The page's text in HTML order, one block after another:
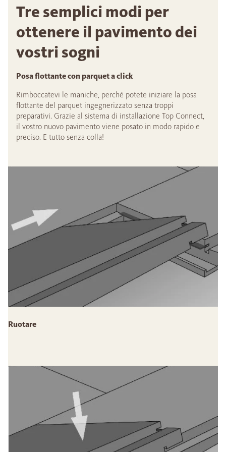
Tre semplici modi per
ottenere il pavimento dei
vostri sogni
Posa flottante con parquet a click
Rimboccatevi le maniche, perché potete iniziare la posa
flottante del parquet ingegnerizzato senza troppi
preparativi. Grazie al sistema di installazione Top Connect,
il vostro nuovo pavimento viene posato in modo rapido e
preciso. E tutto senza colla!
Ruotare